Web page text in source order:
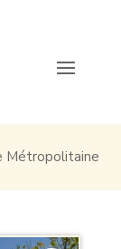
Métropolitaine